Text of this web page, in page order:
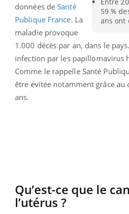
59 %
ans ont
données deSanté
Publique France. La
maladie provoque
1.000 décès par an, dans le
infection par les papillomavirus
Comme le rappelle Santé
être évitée notamment grâce au
ans.
Qu’est-ce que le
l’utérus ?